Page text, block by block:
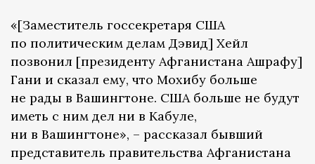
«[Заместитель госсекретаря США
по политическим делам Дэвид] Хейл
позвонил [президенту Афганистана Ашрафу]
Гани и сказал ему, что Мохибу больше
не рады в Вашингтоне. США больше не будут
иметь с ним дел ни в Кабуле,
ни в Вашингтоне», – рассказал бывший
представитель правительства Афганистана